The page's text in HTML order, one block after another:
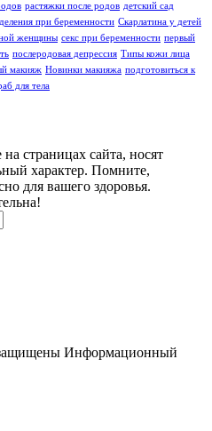
растяжки после родов детский сад
при беременности Скарлатина у детей
женщины секс при беременности первый
послеродовая депрессия Типы кожи лица
макияж Новинки макияжа подготовиться к
для тела
страницах сайта, носят
характер. Помните,
для вашего здоровья.
Информационный